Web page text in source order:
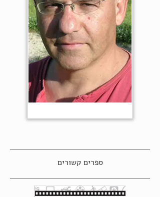
ספרים קשורים